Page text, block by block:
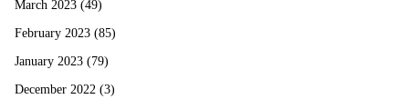
March 2023 (49)
February 2023 (85)
January 2023 (79)
December 2022 (3)